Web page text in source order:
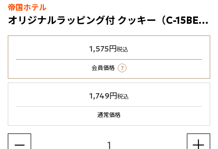
帝国ホテル
オリジナルラッピング付 クッキー（C-15BE）4種20個入
1,575円税込
会員価格 ?
1,749円税込
通常価格